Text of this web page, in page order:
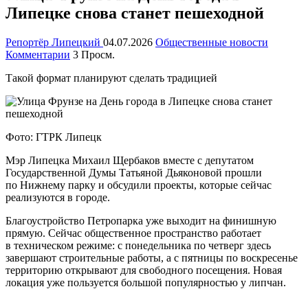
Липецке снова станет пешеходной
Репортёр Липецкий 04.07.2026 Общественные новости
Комментарии 3 Просм.
Такой формат планируют сделать традицией
Фото: ГТРК Липецк
Мэр Липецка Михаил Щербаков вместе с депутатом
Государственной Думы Татьяной Дьяконовой прошли
по Нижнему парку и обсудили проекты, которые сейчас
реализуются в городе.
Благоустройство Петропарка уже выходит на финишную
прямую. Сейчас общественное пространство работает
в техническом режиме: с понедельника по четверг здесь
завершают строительные работы, а с пятницы по воскресенье
территорию открывают для свободного посещения. Новая
локация уже пользуется большой популярностью у липчан.